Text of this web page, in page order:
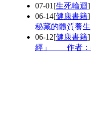
07-01 [生死輪迴
06-14[健康書籍
秘藏的體質養
06-12[健康書籍
經」 作者：